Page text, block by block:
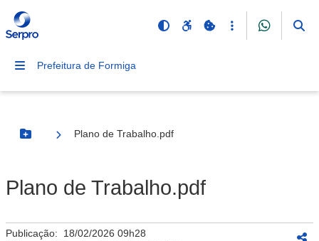
Prefeitura de Formiga
Botão Menu
Plano de Trabalho.pdf
Plano de Trabalho.pdf
Publicação: 18/02/2026 09h28